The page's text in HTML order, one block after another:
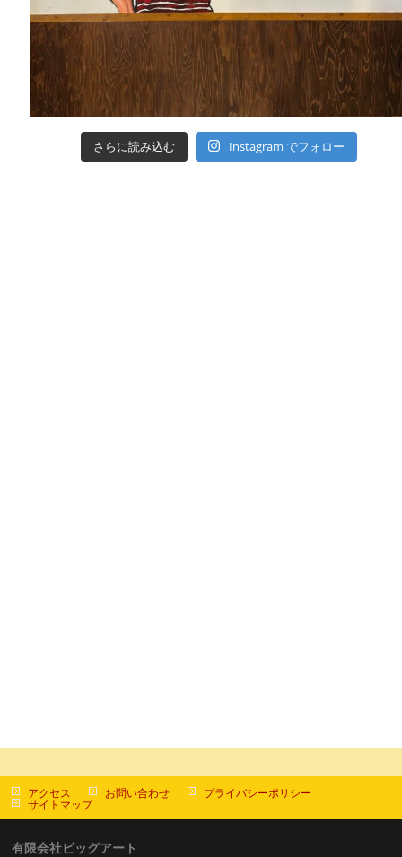
さらに読み込む Instagram でフォロー
アクセス お問い合わせ プライバシーポリシー
サイトマップ
有限会社ビッグアート